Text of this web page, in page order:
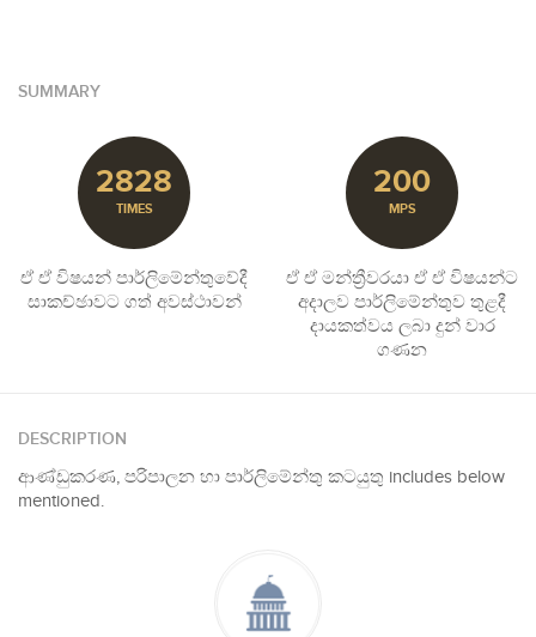
SUMMARY
2828
TIMES
ඒ ඒ විෂයන් පාර්ලිමේන්තුවේදී
සාකච්ඡාවට ගත් අවස්ථාවන්
200
MPS
ඒ ඒ මන්ත්‍රීවරයා ඒ ඒ විෂයන්ට
අදාලව පාර්ලිමේන්තුව තුළදී
දායකත්වය ලබා දුන් වාර
ගණන
DESCRIPTION
ආණ්ඩුකරණ, පරිපාලන හා පාර්ලිමේන්තු කටයුතු includes below
mentioned.